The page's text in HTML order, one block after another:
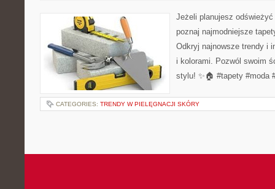
Jeżeli planujesz
poznaj najmodniejsze
Odkryj najnowsze trendy i
i kolorami. Pozwól swoim
stylu! ✨🏠 #tapety #moda
CATEGORIES: TRENDY W PIELĘGNACJI SKÓRY